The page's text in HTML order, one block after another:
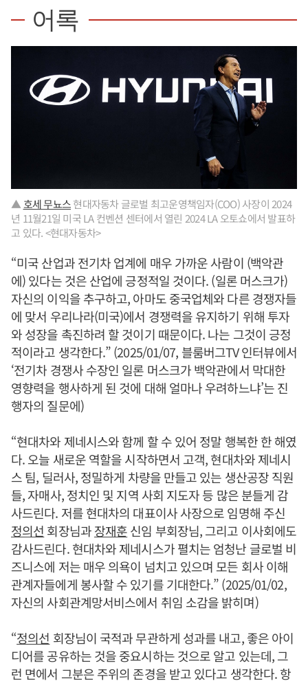
어록
▲ 호세 무뇨스현대자동차 글로벌 최고운영책임자(COO) 사장이 2024
년 11월21일 미국 LA 컨벤션 센터에서 열린 2024 LA 오토쇼에서 발표하
고 있다. <현대자동차>
“미국 산업과 전기차 업계에 매우 가까운 사람이 (백악관
에) 있다는 것은 산업에 긍정적일 것이다. (일론 머스크가)
자신의 이익을 추구하고, 아마도 중국업체와 다른 경쟁자들
에 맞서 우리나라(미국)에서 경쟁력을 유지하기 위해 투자
와 성장을 촉진하려 할 것이기 때문이다. 나는 그것이 긍정
적이라고 생각한다.” (2025/01/07, 블룸버그TV 인터뷰에서
‘전기차 경쟁사 수장인 일론 머스크가 백악관에서 막대한
영향력을 행사하게 된 것에 대해 얼마나 우려하느냐’는 진
행자의 질문에)
“현대차와 제네시스와 함께 할 수 있어 정말 행복한 한 해였
다. 오늘 새로운 역할을 시작하면서 고객, 현대차와 제네시
스 팀, 딜러사, 정밀하게 차량을 만들고 있는 생산공장 직원
들, 자매사, 정치인 및 지역 사회 지도자 등 많은 분들게 감
사드린다. 저를 현대차의 대표이사 사장으로 임명해 주신
정의선 회장님과장재훈신임 부회장님, 그리고 이사회에도
감사드린다. 현대차와 제네시스가 펼치는 엄청난 글로벌 비
즈니스에 저는 매우 의욕이 넘치고 있으며 모든 회사 이해
관계자들에게 봉사할 수 있기를 기대한다.” (2025/01/02,
자신의 사회관계망서비스에서 취임 소감을 밝히며)
“정의선 회장님이 국적과 무관하게 성과를 내고, 좋은 아이
디어를 공유하는 것을 중요시하는 것으로 알고 있는데, 그
런 면에서 그분은 주위의 존경을 받고 있다고 생각한다. 항